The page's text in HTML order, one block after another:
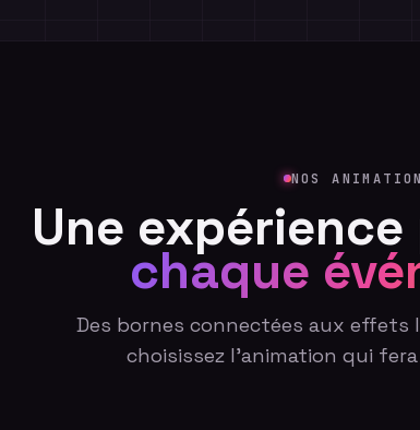
NOS
Une
chaque
Des bornes connectées aux effets
choisissez l'animation qui